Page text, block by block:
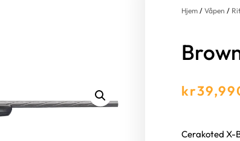
Hjem /Våpen /
kr
Cerakoted X-